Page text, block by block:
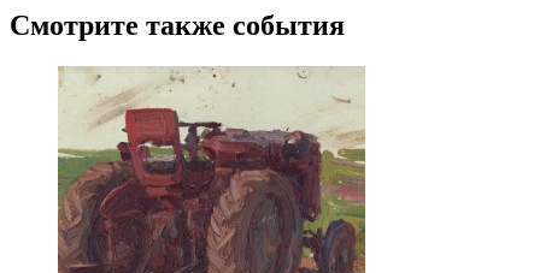
Смотрите также события